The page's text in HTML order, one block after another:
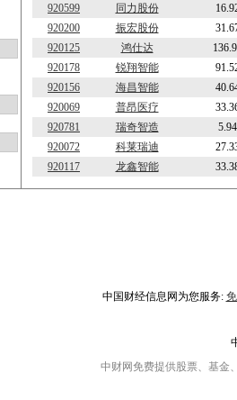
920599
同力股份
920200
振宏股份
920125
鸿仕达
920178
锐翔智能
920156
海昌智能
920069
普昂医疗
920781
瑞奇智造 5.94
920072
科莱瑞迪
920117
龙鑫智能
中国财经信息网为您服务:
中财网免费提供股票、基金